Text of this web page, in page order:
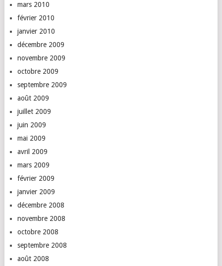
mars 2010
février 2010
janvier 2010
décembre 2009
novembre 2009
octobre 2009
septembre 2009
août 2009
juillet 2009
juin 2009
mai 2009
avril 2009
mars 2009
février 2009
janvier 2009
décembre 2008
novembre 2008
octobre 2008
septembre 2008
août 2008